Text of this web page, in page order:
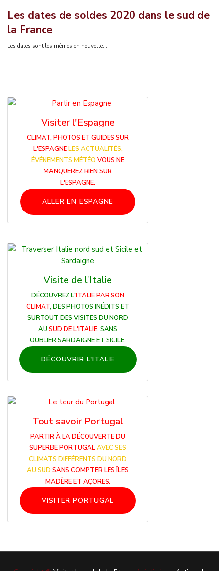
Les dates de soldes 2020 dans le sud de
la France
Les dates sont les mêmes en nouvelle...
Visiter l'Espagne
CLIMAT, PHOTOS ET GUIDES SUR
L'ESPAGNELES ACTUALITÉS,
ÉVÉNEMENTS MÉTÉO VOUS NE
MANQUEREZ RIEN SUR
L'ESPAGNE.
ALLER EN ESPAGNE
Visite de l'Italie
DÉCOUVREZ L'ITALIE PAR SON
CLIMAT, DES PHOTOS INÉDITS ET
SURTOUT DES VISITES DU NORD
AU SUD DE L'ITALIE. SANS
OUBLIER SARDAIGNE ET SICILE.
DÉCOUVRIR L'ITALIE
Tout savoir Portugal
PARTIR À LA DÉCOUVERTE DU
SUPERBE PORTUGALAVEC SES
CLIMATS DIFFÉRENTS DU NORD
AU SUD SANS COMPTER LES ÎLES
MADÈRE ET AÇORES.
VISITER PORTUGAL